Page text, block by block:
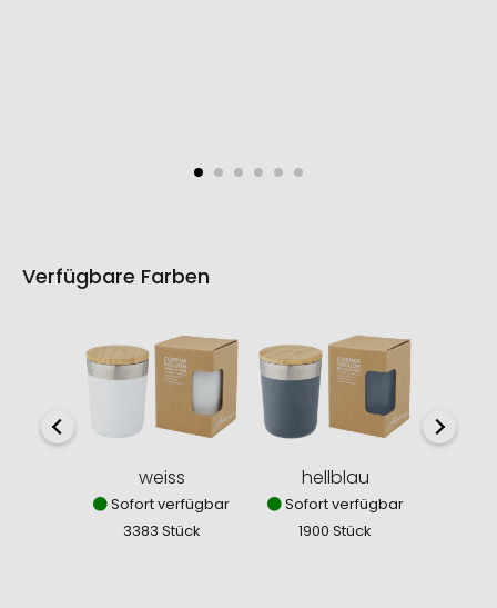
Verfügbare Farben
weiss
Sofort verfügbar
3383 Stück
hellblau
Sofort verfügbar
1900 Stück